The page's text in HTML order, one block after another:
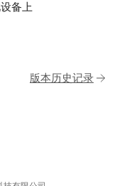
备上
版本历史记录